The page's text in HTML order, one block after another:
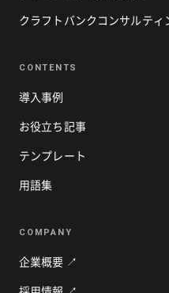
クラフトバンクコンサルティ
CONTENTS
導入事例
お役立ち記事
テンプレート
用語集
COMPANY
企業概要 ↗